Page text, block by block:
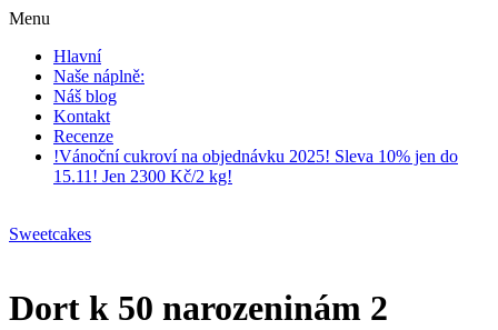
Menu
Hlavní
Naše náplně:
Náš blog
Kontakt
Recenze
!Vánoční cukroví na objednávku 2025! Sleva 10% jen do
15.11! Jen 2300 Kč/2 kg!
Sweetcakes
Dort k 50 narozeninám 2